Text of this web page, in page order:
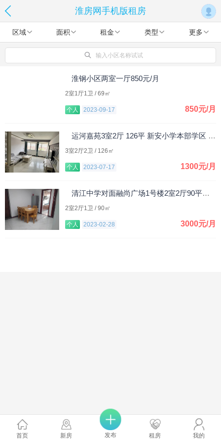
淮房网手机版租房
区域 面积 租金 类型 更多
输入小区名称试试
淮钢小区两室一厅850元/月
2室1厅1卫 / 69㎡
个人 2023-09-17 850元/月
运河嘉苑3室2厅 126平 新安小学本部学区 1300元/月
3室2厅2卫 / 126㎡
个人 2023-07-17 1300元/月
清江中学对面融尚广场1号楼2室2厅90平米，整租。
2室2厅1卫 / 90㎡
个人 2023-02-28 3000元/月
首页 新房 发布 租房 我的